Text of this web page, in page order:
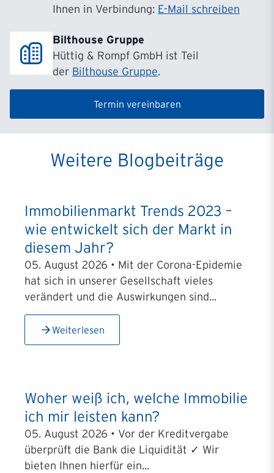
Ihnen in Verbindung: E-Mail schreiben
Bilthouse Gruppe
Hüttig & Rompf GmbH ist Teil
der Bilthouse Gruppe.
Termin vereinbaren
Weitere Blogbeiträge
Immobilienmarkt Trends 2023 –
wie entwickelt sich der Markt in
diesem Jahr?
05. August 2026 • Mit der Corona-Epidemie
hat sich in unserer Gesellschaft vieles
verändert und die Auswirkungen sind...
Weiterlesen
Woher weiß ich, welche Immobilie
ich mir leisten kann?
05. August 2026 • Vor der Kreditvergabe
überprüft die Bank die Liquidität ✓ Wir
bieten Ihnen hierfür ein...